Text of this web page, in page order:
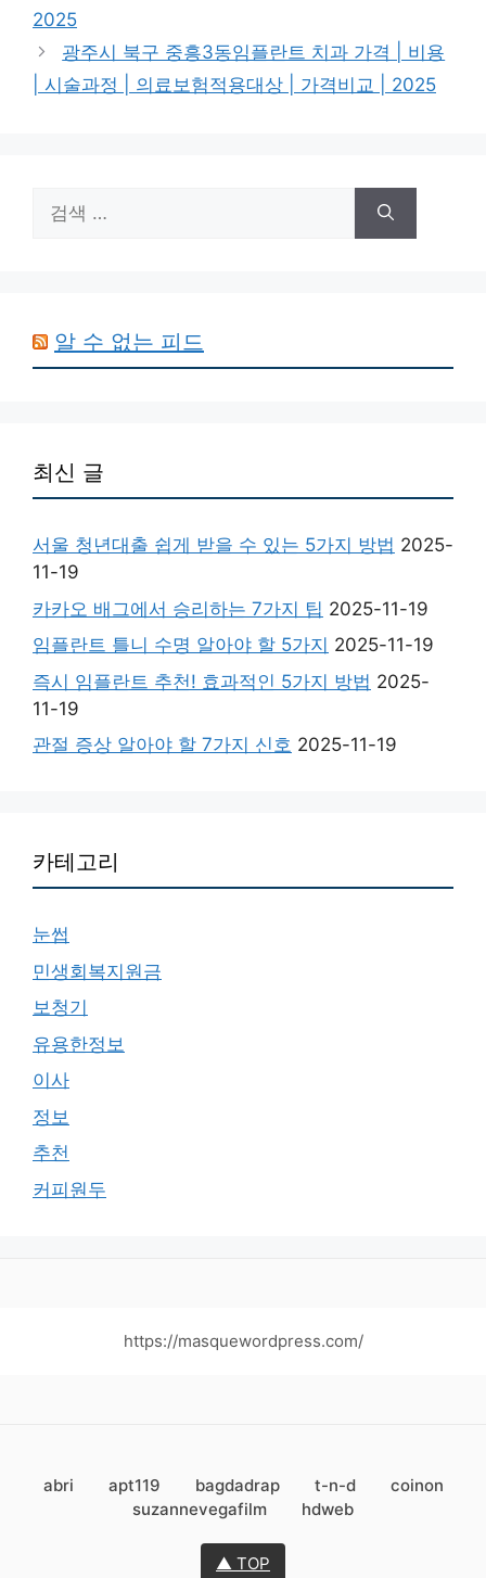
2025
광주시 북구 중흥3동임플란트 치과 가격 | 비용
| 시술과정 | 의료보험적용대상 | 가격비교 | 2025
색:
알 수 없는 피드
최신 글
서울 청년대출 쉽게 받을 수 있는 5가지 방법 2025-
11-19
카카오 배그에서 승리하는 7가지 팁 2025-11-19
임플란트 틀니 수명 알아야 할 5가지 2025-11-19
즉시 임플란트 추천! 효과적인 5가지 방법 2025-
11-19
관절 증상 알아야 할 7가지 신호 2025-11-19
카테고리
눈썹
민생회복지원금
보청기
유용한정보
이사
정보
추천
커피원두
https://masquewordpress.com/
abri apt119 bagdadrap t-n-d
coinon
suzannevegafilm
hdweb
▲ TOP